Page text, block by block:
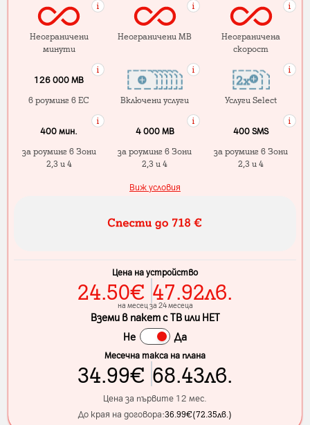
Неограничени
минути
Неограничени MB
Неограничена
скорост
126 000 MB
в роуминг в ЕС
Включени услуги Услуги Select
400 мин.
за роуминг в Зони
2,3 и 4
4 000 МB
за роуминг в Зони
2,3 и 4
400 SMS
за роуминг в Зони
2,3 и 4
Виж условия
Цена на устройство
24.50€ 47.92лв.
на месец за 24 месеца
Вземи в пакет с ТВ или НЕТ
Не
Да
Месечна такса на плана
34.99€ 68.43лв.
Цена за първите 12 мес.
До края на договора:36.99€(72.35лв. )